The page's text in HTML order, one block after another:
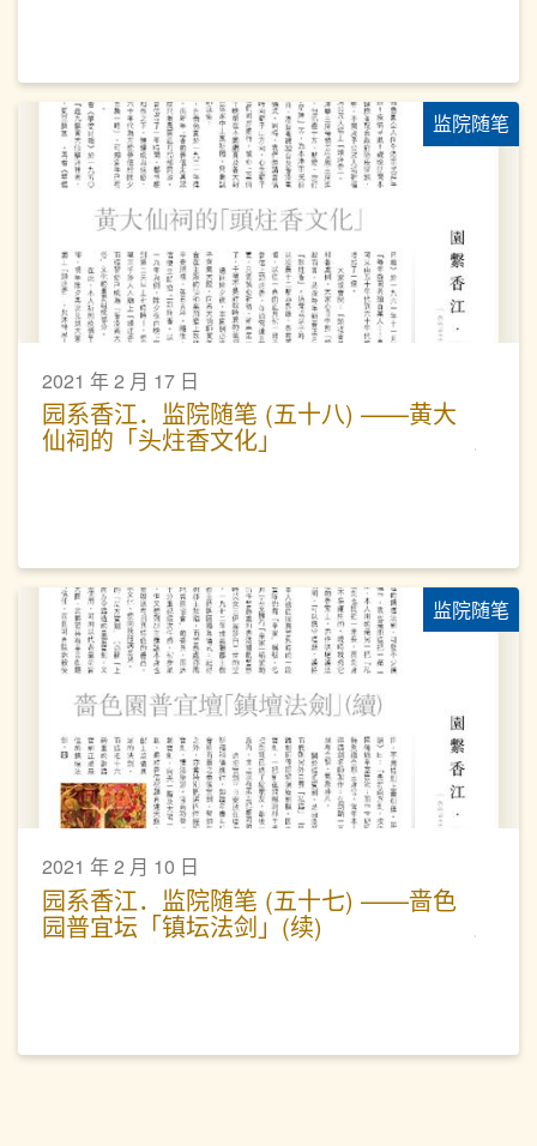
监院随笔
2021 年 2 月 17 日
园系香江．监院随笔 (五十八) ——黄大
仙祠的「头炷香文化」
监院随笔
2021 年 2 月 10 日
园系香江．监院随笔 (五十七) ——啬色
园普宜坛「镇坛法剑」(续)